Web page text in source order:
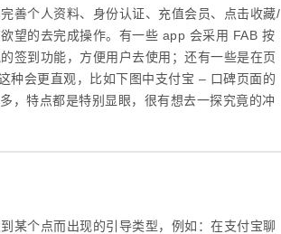
善个人资料、身份认证、充值会员、点击收藏/
望的去完成操作。有一些 app 会采用 FAB 按
签到功能，方便用户去使用；还有一些是在页
种会更直观，比如下图中支付宝 – 口碑页面的
特点都是特别显眼，很有想去一探究竟的冲
某个点而出现的引导类型，例如：在支付宝聊